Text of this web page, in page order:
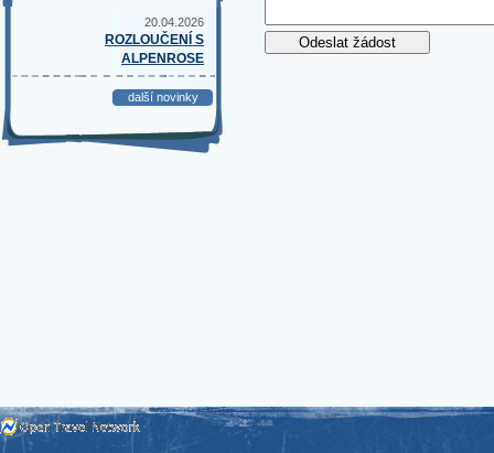
20.04.2026
ROZLOUČENÍ S
ALPENROSE
další novinky